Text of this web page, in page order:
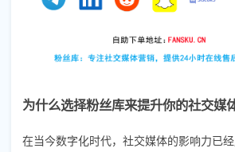
为什么选择粉丝库来提升你的社交媒
在当今数字化时代，社交媒体的影响力已